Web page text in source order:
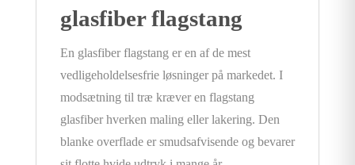
glasfiber flagstang
En glasfiber flagstang er en af de mest
vedligeholdelsesfrie løsninger på markedet. I
modsætning til træ kræver en flagstang
glasfiber hverken maling eller lakering. Den
blanke overflade er smudsafvisende og bevarer